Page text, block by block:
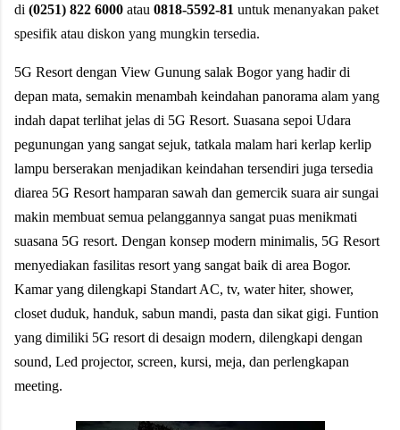
di (0251) 822 6000 atau 0818-5592-81 untuk menanyakan paket
spesifik atau diskon yang mungkin tersedia.
5G Resort dengan View Gunung salak Bogor yang hadir di
depan mata, semakin menambah keindahan panorama alam yang
indah dapat terlihat jelas di 5G Resort. Suasana sepoi Udara
pegunungan yang sangat sejuk, tatkala malam hari kerlap kerlip
lampu berserakan menjadikan keindahan tersendiri juga tersedia
diarea 5G Resort hamparan sawah dan gemercik suara air sungai
makin membuat semua pelanggannya sangat puas menikmati
suasana 5G resort. Dengan konsep modern minimalis, 5G Resort
menyediakan fasilitas resort yang sangat baik di area Bogor.
Kamar yang dilengkapi Standart AC, tv, water hiter, shower,
closet duduk, handuk, sabun mandi, pasta dan sikat gigi. Funtion
yang dimiliki 5G resort di desaign modern, dilengkapi dengan
sound, Led projector, screen, kursi, meja, dan perlengkapan
meeting.